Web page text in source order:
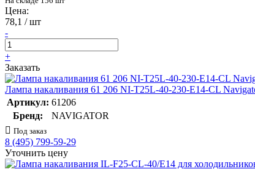
Цена:
78,1 / шт
-
+
Заказать
Лампа накаливания 61 206 NI-T25L-40-230-E14-CL
Артикул: 61206
Бренд:
NAVIGATOR
Под заказ
8 (495) 799-59-29
Уточнить цену